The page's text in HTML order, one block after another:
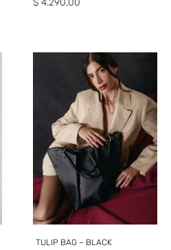
$4.290,00
TULIP BAG – BLACK